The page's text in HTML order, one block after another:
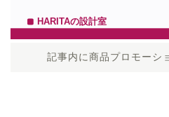
記事内に商品プロモーシ